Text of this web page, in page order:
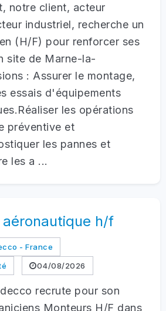
notre client, acteur
industriel, recherche un
(H/F) pour renforcer ses
site de Marne-la-
: Assurer le montage,
essais d'équipements
les opérations
préventive et
les pannes et
les a ...
h/f
- France
04/08/2026
recrute pour son
Monteurs H/F dans